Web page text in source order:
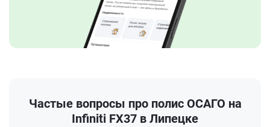
Частые вопросы про полис ОСАГО на
Infiniti FX37 в Липецке